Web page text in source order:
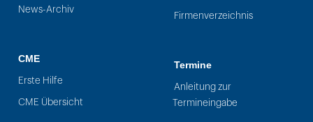
News-Archiv
CME
Erste Hilfe
CME Übersicht
Firmenverzeichnis
Termine
Anleitung zur
Termineingabe